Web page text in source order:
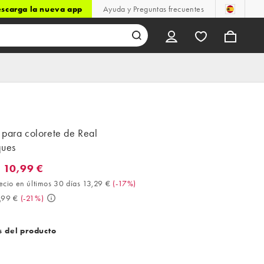
la nueva app Ayuda y Preguntas frecuentes
colorete de Real
€. Mejor precio en últimos 30 días 13,29 € (-17%). Antes
10,99 €
en últimos 30 días 13,29 € (-17%)
€ (-21%)
del producto